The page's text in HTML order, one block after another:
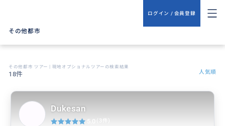
ログイン / 会員登録
その他都市
その他都市 ツアー | 現地オプショナルツアーの検索結果
18件 人気順
Dukesan
5.0 (3件)